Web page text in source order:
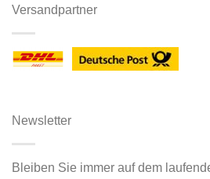
Versandpartner
Newsletter
Bleiben Sie immer auf dem